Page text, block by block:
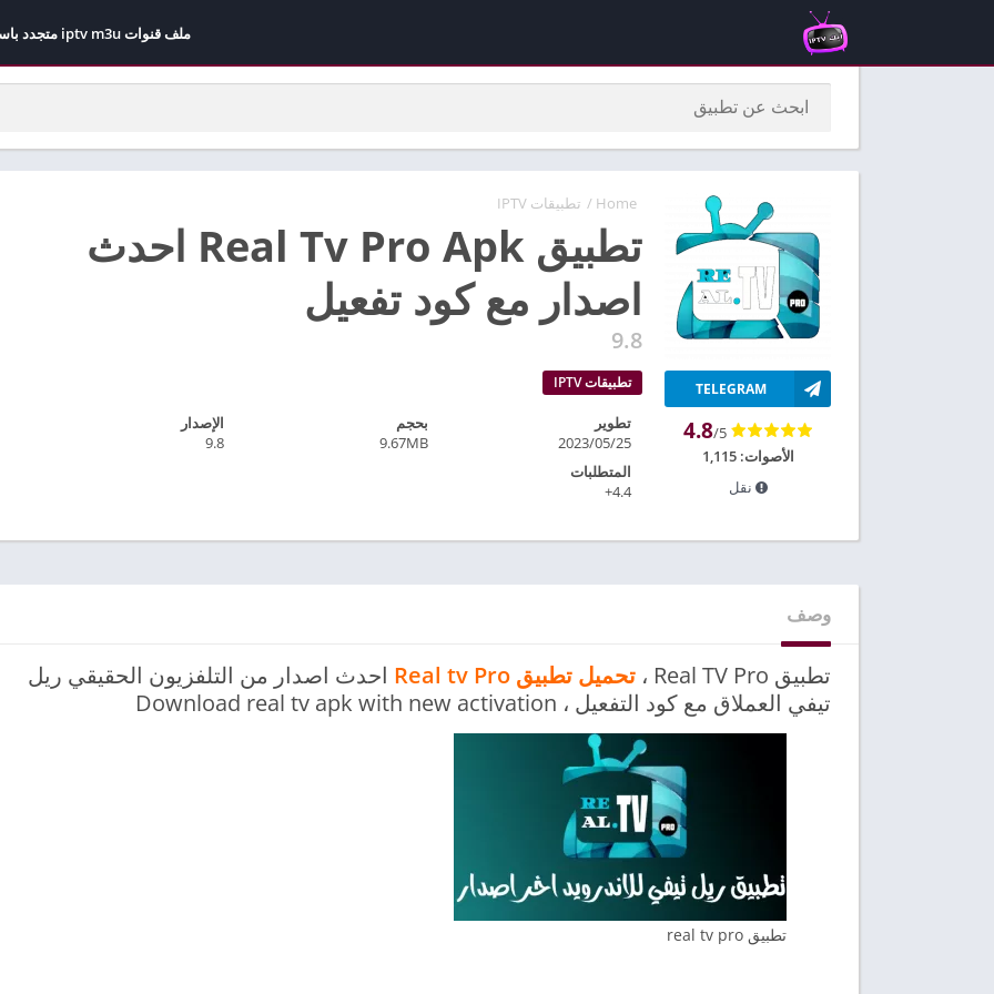
ملف قنوات iptv m3u متجدد باستمرار مجاني 2026
Home
/ تطبيقات IPTV
تطبيق Real Tv Pro Apk احدث
اصدار مع كود تفعيل
9.8
تطبيقات IPTV TELEGRAM
4.8/5
الأصوات:1,115
نقل
تطوير
2023/05/25
بحجم
9.67MB
الإصدار
9.8
المتطلبات
4.4+
وصف
تطبيق Real TV Pro ، تحميل تطبيق Real tv Pro
احدث اصدار من التلفزيون الحقيقي ريل
تيفي العملاق مع كود التفعيل ، Download real tv apk with new activation
تطبيق real tv pro